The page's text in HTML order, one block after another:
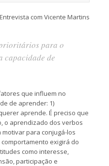
Entrevista com Vicente Martins
para o
capacidade de
que influem no
de aprender: 1)
aprende. É preciso que
o aprendizado dos verbos
para conjugá-los
exigirá do
como interesse,
participação e